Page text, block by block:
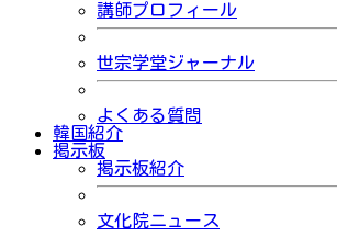
講師プロフィール
世宗学堂ジャーナル
よくある質問
韓国紹介
掲示板
掲示板紹介
文化院ニュース